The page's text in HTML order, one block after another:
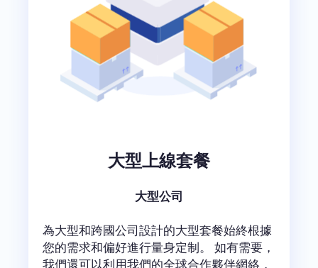
大型上線套餐
大型公司
為大型和跨國公司設計的大型套餐始終根據
您的需求和偏好進行量身定制。 如有需要，
我們還可以利用我們的全球合作夥伴網絡，